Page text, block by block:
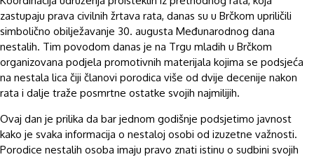
zastupaju prava civilnih žrtava rata, danas su u Brčkom upriličili
simbolično obilježavanje 30. augusta Međunarodnog dana
nestalih. Tim povodom danas je na Trgu mladih u Brčkom
organizovana podjela promotivnih materijala kojima se podsjeća
na nestala lica čiji članovi porodica više od dvije decenije nakon
rata i dalje traže posmrtne ostatke svojih najmilijih.
Ovaj dan je prilika da bar jednom godišnje podsjetimo javnost
kako je svaka informacija o nestaloj osobi od izuzetne važnosti.
Porodice nestalih osoba imaju pravo znati istinu o sudbini svojih